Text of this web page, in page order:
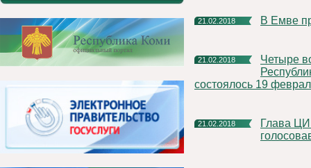
21.02.2018 В Емве
21.02.2018
Четыре вопроса рассмотрела Избирательная комиссия
состоялось 19
21.02.2018
Глава ЦИК: На выборы-2018 придут миллионы людей, не